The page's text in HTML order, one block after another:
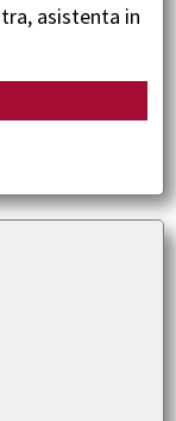
asistenta in